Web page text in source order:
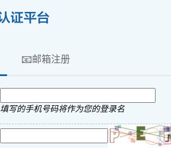
📧邮箱注册
填写的手机号码将作为您的登录名